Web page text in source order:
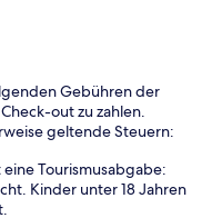
Gebühren der
out zu zahlen.
geltende Steuern:
Tourismusabgabe:
Kinder unter 18 Jahren